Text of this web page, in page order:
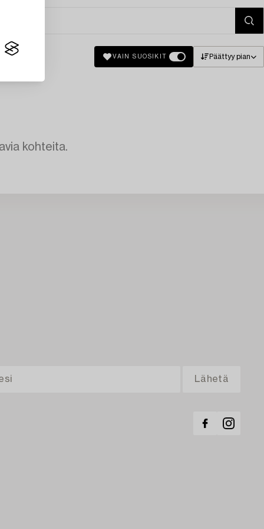
VAIN SUOSIKIT Päättyy pian
kohteita.